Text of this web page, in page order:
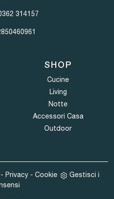
314157
SHOP
Cucine
Living
Notte
Accessori Casa
Outdoor
Privacy- Cookie
Gestisci i